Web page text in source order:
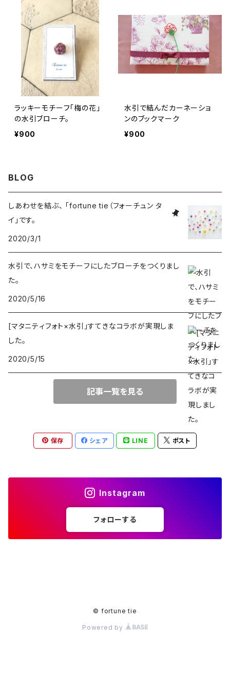
ラッキーモチーフ「梅の花」
の水引ブローチ。
¥900
水引で結んだカーネーショ
ンのブックマーク
¥900
BLOG
しあわせを結ぶ、 「fortune tie（フォーチュン タ
イ」です。
2020/3/1
水引で、ハサミをモチーフにしたブローチをつくりまし
た。
2020/5/16
[マタニティフォト×水引」すてきなコラボが実現しま
した。
2020/5/15
記事一覧を見る
保存 シェア LINE ポスト
Instagram
フォローする
© fortune tie
Powered by